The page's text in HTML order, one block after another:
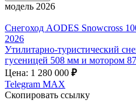
модель 2026
Снегоход AODES Snowcross
2026
Утилитарно-туристический
гусеницей 508 мм и мотором
Цена: 1 280 000 ₽
Telegram MAX
Скопировать ссылку